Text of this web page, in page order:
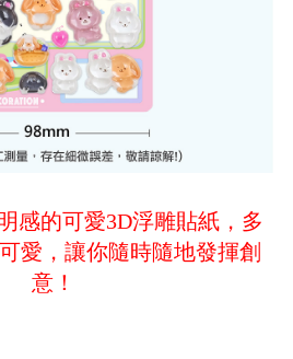
感的可愛3D浮雕貼紙，多
愛，讓你隨時隨地發揮創
意！